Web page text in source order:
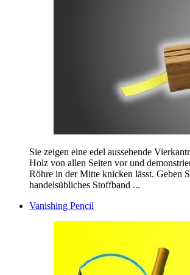
Sie zeigen eine edel aussehende
Holz von allen Seiten vor und
Röhre in der Mitte knicken lässt. Geben
handelsübliches Stoffband ...
Vanishing Pencil